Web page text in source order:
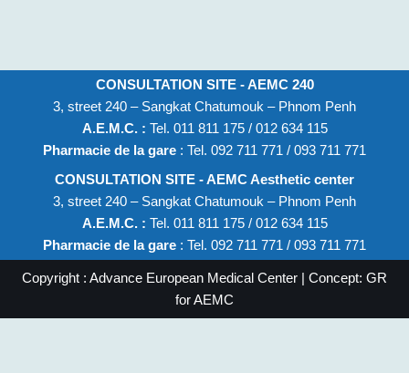
CONSULTATION SITE - AEMC 240
3, street 240 – Sangkat Chatumouk – Phnom Penh
A.E.M.C. : Tel. 011 811 175 / 012 634 115
Pharmacie de la gare : Tel. 092 711 771 / 093 711 771
CONSULTATION SITE - AEMC Aesthetic center
3, street 240 – Sangkat Chatumouk – Phnom Penh
A.E.M.C. : Tel. 011 811 175 / 012 634 115
Pharmacie de la gare : Tel. 092 711 771 / 093 711 771
Copyright : Advance European Medical Center | Concept: GR
for AEMC